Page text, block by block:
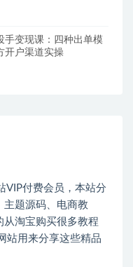
手变现课：四种出单模
开户渠道实操
VIP付费会员，本站分
主题源码、电商教
从淘宝购买很多教程
站用来分享这些精品